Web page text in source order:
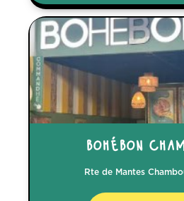
bohébon
Rte de Mantes